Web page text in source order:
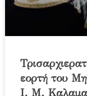
εορτή του
Ι. Μ.